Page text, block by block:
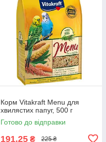
Корм Vitakraft Menu для
хвилястих папуг, 500 г
Готово до відправки
191,25 ₴ 225 ₴